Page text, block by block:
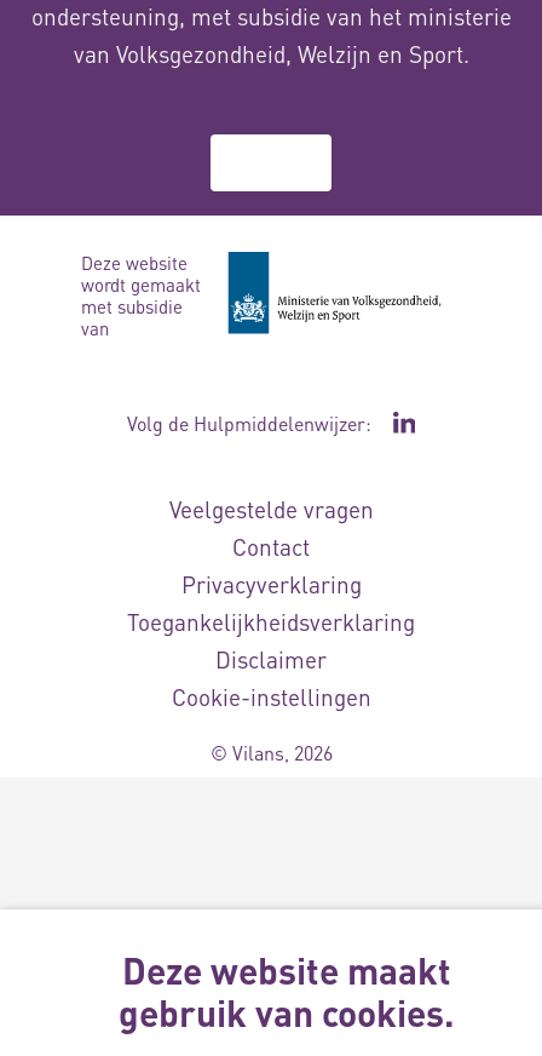
ondersteuning, met subsidie van het ministerie
van Volksgezondheid, Welzijn en Sport.
Deze website
wordt gemaakt
met subsidie
van
Volg de Hulpmiddelenwijzer: Ga naar de
Veelgestelde vragen
Contact
Privacyverklaring
Toegankelijkheidsverklaring
Disclaimer
Cookie-instellingen
© Vilans, 2026
Deze website maakt
gebruik van cookies.